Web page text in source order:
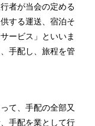
者が当会の定める
する運送、宿泊そ
ービス」といいま
手配し、旅程を管
て、手配の全部又
手配を業として行